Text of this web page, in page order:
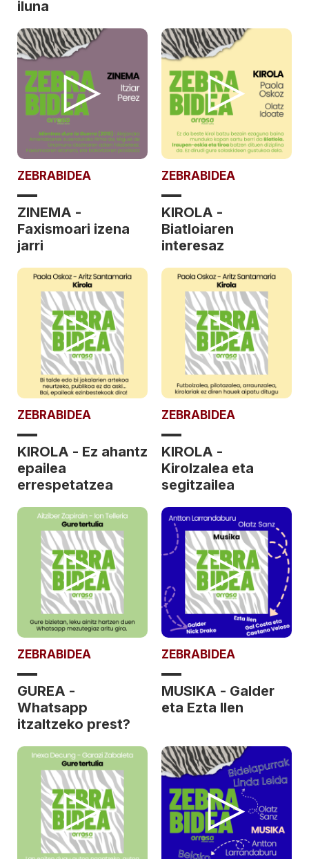
iluna
ZEBRABIDEA
ZINEMA -
Faxismoari izena
jarri
ZEBRABIDEA
KIROLA -
Biatloiaren
interesaz
ZEBRABIDEA
KIROLA - Ez ahantz
epailea
errespetatzea
ZEBRABIDEA
KIROLA -
Kirolzalea eta
segitzailea
ZEBRABIDEA
GUREA -
Whatsapp
itzaltzeko prest?
ZEBRABIDEA
MUSIKA - Galder
eta Ezta Ilen